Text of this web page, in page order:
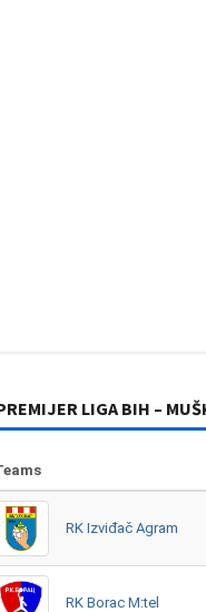
LIGA BIH –
RK Izviđač Agram
RK Borac M:tel